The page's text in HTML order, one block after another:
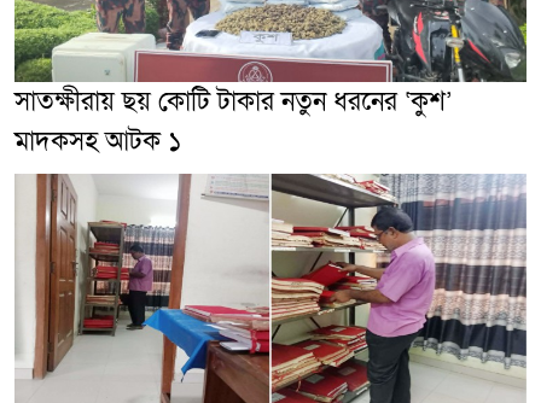
সাতক্ষীরায় ছয় কোটি টাকার নতুন ধরনের ‘কুশ’
মাদকসহ আটক ১